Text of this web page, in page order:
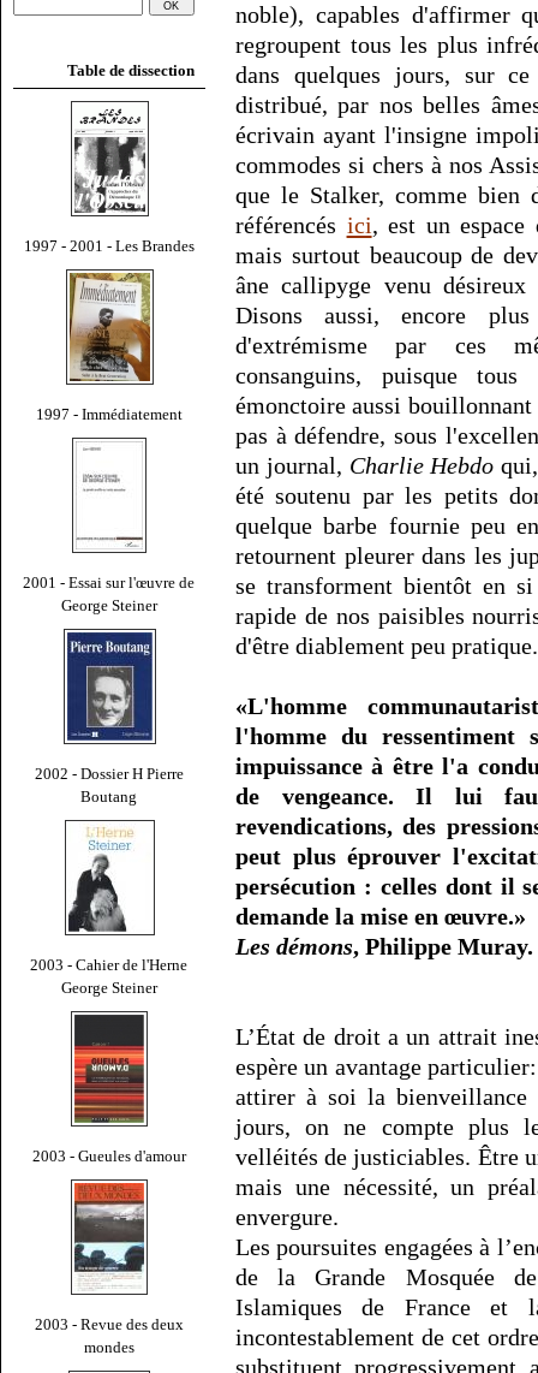
Table de dissection
1997 - 2001 - Les Brandes
1997 - Immédiatement
2001 - Essai sur l'œuvre de
George Steiner
2002 - Dossier H Pierre
Boutang
2003 - Cahier de l'Herne
George Steiner
2003 - Gueules d'amour
2003 - Revue des deux
mondes
noble), capables d'affirmer
regroupent tous les plus
dans quelques jours, sur
distribué, par nos belles
écrivain ayant l'insigne
commodes si chers à nos
que le Stalker, comme bien
référencés ici, est un espace
mais surtout beaucoup de
âne callipyge venu
Disons aussi, encore
d'extrémisme par ces
consanguins, puisque
émonctoire aussi
pas à défendre, sous
un journal, Charlie Hebdo
été soutenu par les petits
quelque barbe fournie peu
retournent pleurer dans les
se transforment bientôt en
rapide de nos paisibles
d'être diablement peu pratique.
«L'homme
l'homme du ressentiment
impuissance à être l'a
de vengeance. Il lui
revendications, des
peut plus éprouver
persécution : celles dont il
demande la mise en œuvre.»
Les démons, Philippe Muray.
L’État de droit a un attrait
espère un avantage
attirer à soi la bienveillance
jours, on ne compte plus
velléités de justiciables. Être
mais une nécessité, un
envergure.
Les poursuites engagées à
de la Grande Mosquée
Islamiques de France et
incontestablement de cet
substituent